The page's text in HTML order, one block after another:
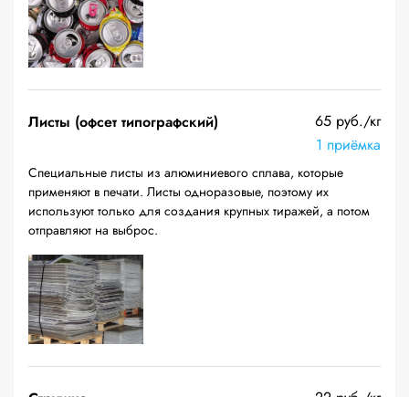
Листы (офсет типографский)
65 руб./кг
1 приёмка
Специальные листы из алюминиевого сплава, которые
применяют в печати. Листы одноразовые, поэтому их
используют только для создания крупных тиражей, а потом
отправляют на выброс.